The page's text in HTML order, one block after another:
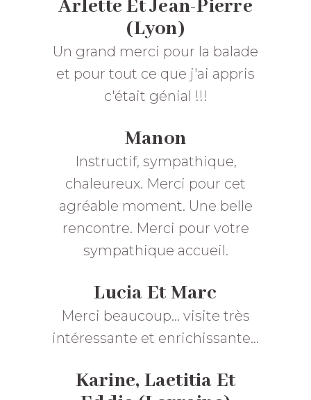
Arlette Et Jean-Pierre
(Lyon)
Un grand merci pour la balade
et pour tout ce que j'ai appris
c'était génial !!!
Manon
Instructif, sympathique,
chaleureux. Merci pour cet
agréable moment. Une belle
rencontre. Merci pour votre
sympathique accueil.
Lucia Et Marc
Merci beaucoup... visite très
intéressante et enrichissante...
Karine, Laetitia Et